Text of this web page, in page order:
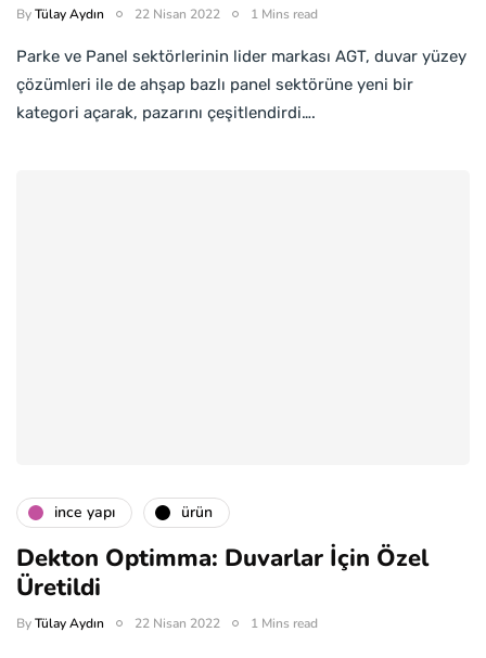
ByTülay Aydın 22 Nisan 2022 1 Mins read
Parke ve Panel sektörlerinin lider markası AGT, duvar yüzey
çözümleri ile de ahşap bazlı panel sektörüne yeni bir
kategori açarak, pazarını çeşitlendirdi….
i̇nce yapı ürün
Dekton Optimma: Duvarlar İçin Özel
Üretildi
ByTülay Aydın 22 Nisan 2022 1 Mins read